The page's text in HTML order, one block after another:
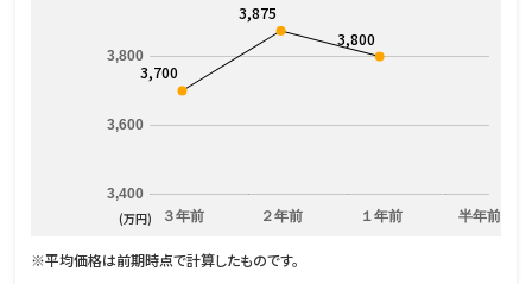
３年前 ２年前 １年前 半年前
3,400
3,600
3,800
3,700
3,875
3,800
(万円)
※平均価格は前期時点で計算したものです。